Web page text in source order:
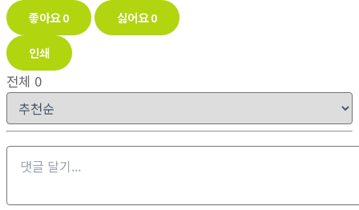
좋아요0 싫어요0
인쇄
전체 0